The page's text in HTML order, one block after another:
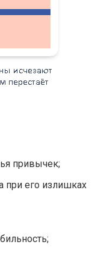
привычек;
при его излишках